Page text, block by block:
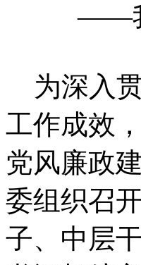
——我院
为深入贯
工作成效
党风廉政
委组织召
子、中层